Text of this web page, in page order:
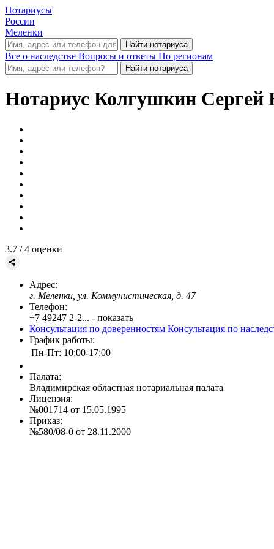
Нотариусы
России
Меленки
Все о наследстве Вопросы и ответы По регионам
Нотариус Колгушкин Сергей
3.7 / 4 оценки
Адрес:
г. Меленки, ул. Коммунистическая, д. 47
Телефон:
+7 49247 2-2... - показать
Консультация по доверенностям Консультация по
График работы:
Пн-Пт: 10:00-17:00
Палата:
Владимирская областная нотариальная палата
Лицензия:
№001714 от 15.05.1995
Приказ:
№580/08-0 от 28.11.2000